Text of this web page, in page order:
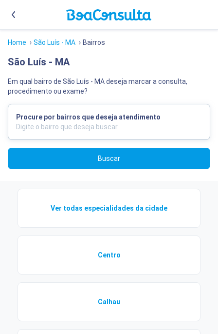
Home › São Luís - MA › Bairros
São Luís - MA
Em qual bairro de São Luís - MA deseja marcar a consulta,
procedimento ou exame?
Procure por bairros que deseja atendimento
Buscar
Ver todas especialidades da cidade
Centro
Calhau